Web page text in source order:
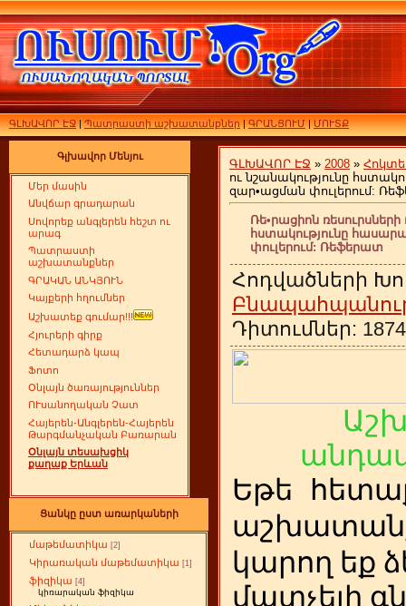
ԳԼԽԱՎՈՐ ԷՋ|Պատրաստի աշխատանքներ|ԳՐԱՆՑՈՒՄ|ՄՈՒՏՔ
Գլխավոր Մենյու
Մեր մասին
Անվճար գրադարան
Սովորեք անգլերեն հեշտ ու
արագ
Պատրաստի
աշխատանքներ
ԳՐԱԿԱՆ ԱՆԿՅՈՒՆ
Կայքերի հղումներ
Աշխատեք գումար!!!
Հյուրերի գիրք
Հետադարձ կապ
Ֆոտո
Օնլայն ծառայություններ
ՈՒսանողական Չատ
Հայերեն-Անգլերեն-Հայերեն
Թարգմանչական Բառարան
Օնլայն տեսախցիկ
քաղաք Երևան
Ցանկը ըստ առարկաների
մաթեմատիկա [2]
Կիրառական մաթեմատիկա [1]
ֆիզիկա [4]
կիռարական ֆիզիկա
ԳԼԽԱՎՈՐ ԷՋ » 2008 »
ու նշանակությունը
զար•ացման փուլերում:
Ռե•րացիոն
հստակությունը
փուլերում: Ռեֆերատ
Հոդվածների
Դիտումներ:
Եթե հ
կարող եք
մատչելի